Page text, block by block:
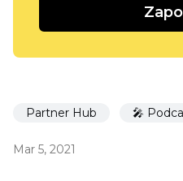
Partner Hub 🎤
Mar 5, 2021